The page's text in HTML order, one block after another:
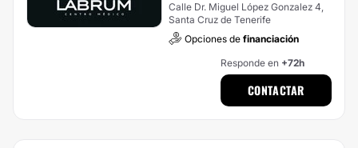
Calle Dr. Miguel López Gonzalez 4,
Santa Cruz de Tenerife
Opciones de financiación
Responde en +72h
CONTACTAR